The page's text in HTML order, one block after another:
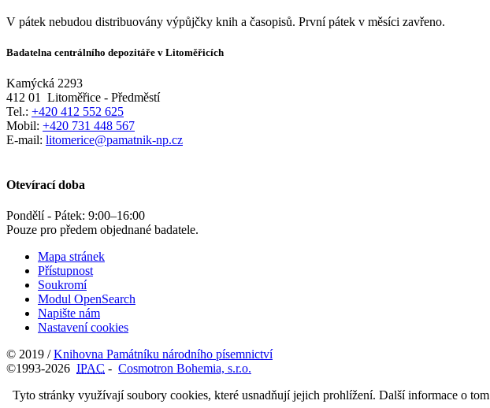
V pátek nebudou distribuovány výpůjčky knih a časopisů. První pátek v měsíci zavřeno.
Badatelna centrálního depozitáře v Litoměřicích
Kamýcká 2293
412 01
Litoměřice - Předměstí
Tel.: +420 412 552 625
Mobil: +420 731 448 567
E-mail: litomerice@pamatnik-np.cz
Otevírací doba
Pondělí - Pátek: 9:00–16:00
Pouze pro předem objednané badatele.
Mapa stránek
Přístupnost
Soukromí
Modul OpenSearch
Napište nám
Nastavení cookies
© 2019 /Knihovna Památníku národního písemnictví
©1993-2026 IPAC - Cosmotron Bohemia, s.r.o.
Tyto stránky využívají soubory cookies, které usnadňují jejich prohlížení. Další informace o tom